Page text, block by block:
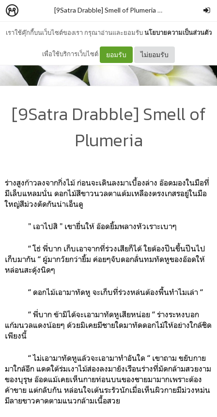
เราใช้คุ๊กกี้บนเว็บไซต์ของเรา กรุณาอ่านและยอมรับนโยบายความเป็นส่วนตัว
เพื่อใช้บริการเว็บไซต์ ยอมรับ ไม่ยอมรับ
[9Satra Drabble] Smell of Plumeria
[9Satra Drabble] Smell of
Plumeria
ร่างสูงก้าวลงจากกิ่งไม้ ก่อนจะเดินลงมาเบื้องล่าง อ๊อดมองในมือที่
มีเล็บแหลมนั่น ดอกไม้สีขาวนวลตาแต้มเหลืองตรงเกสรอยู่ในมือ
ใหญ่สีม่วงตัดกันน่าเอ็นดู
" เอาไปสิ " เขายื่นให้ อ๊อดยิ้มพลางหัวเราะเบาๆ
“ โธ่ พี่บาก เก็บเอาจากที่ร่วงเสียก็ได้ ใยต้องปีนขึ้นปีนไป
เก็บมากัน “ ผู้มากวัยกว่ายิ้ม ค่อยๆจับดอกลั่นทมทัดหูของอ๊อดให้
หล่อนสะดุ้งนิดๆ
“ ดอกไม้เอามาทัดหู จะเก็บที่ร่วงหล่นต้องพื้นทำไมเล่า “
“ พี่บาก ข้ามิได้จะเอามาทัดหูเสียหน่อย “ ร่างระหงบอก
แก้มนวลแดงน้อยๆ ด้วยมิเคยมีชายใดมาทัดดอกไม้ให้อย่างใกล้ชิด
เพียงนี้
“ ไม่เอามาทัดหูแล้วจะเอามาทำอันใด “ เขาถาม ขยับกาย
มาใกล้อีก แดดใต้ร่มเงาไม้ส่องลงมายังเรือนร่างที่มัดกล้ามสวยงาม
ของบุรุษ อ๊อดแม้เคยเห็นกายท่อนบนของชายมามากเพราะต้อง
ค้าขาย แต่กลับกัน หล่อนใจเต้นระรัวนักเมื่อเห็นผิวกายมีม่วงหม่น
มีลายขาวคาดตามแนวกล้ามเนื้อสวย